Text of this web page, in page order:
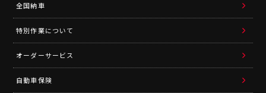
全国納車
特別作業について
オーダーサービス
自動車保険